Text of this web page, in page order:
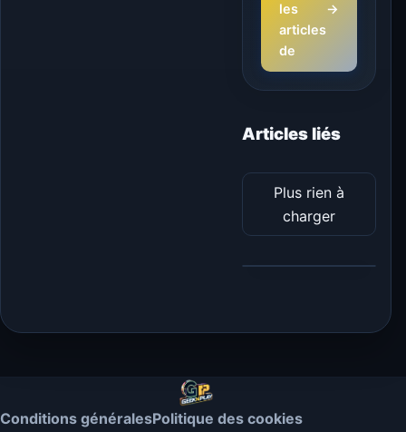
les
articles
de
→
Articles liés
Plus rien à
charger
Conditions généralesPolitique des cookies